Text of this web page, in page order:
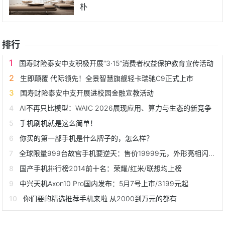
朴
排行
国寿财险泰安中支积极开展“3·15”消费者权益保护教育宣传活动
生即颠覆 代际领先！全景智慧旗舰轻卡瑞驰C9正式上市
国寿财险泰安中支开展进校园金融宣教活动
AI不再只比模型：WAIC 2026展现应用、算力与生态的新竞争
手机刷机就是这么简单！
你买的第一部手机是什么牌子的，怎么样？
全球限量999台故宫手机要逆天：售价19999元，外形亮相闪瞎眼
国产手机排行榜2014前十名：荣耀/红米/联想均上榜
中兴天机Axon10 Pro国内发布：5月7号上市/3199元起
你们要的精选推荐手机来啦 从2000到万元的都有